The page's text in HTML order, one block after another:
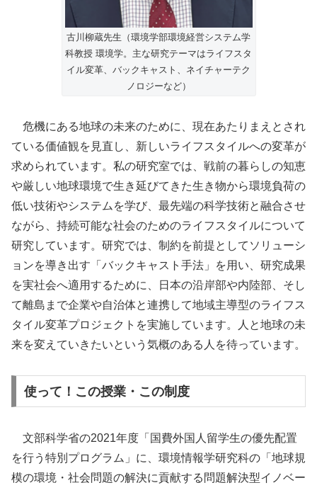
古川柳蔵先生（環境学部環境経営システム学
科教授 環境学。主な研究テーマはライフスタ
イル変革、バックキャスト、ネイチャーテク
ノロジーなど）
危機にある地球の未来のために、現在あたりまえとされ
ている価値観を見直し、新しいライフスタイルへの変革が
求められています。私の研究室では、戦前の暮らしの知恵
や厳しい地球環境で生き延びてきた生き物から環境負荷の
低い技術やシステムを学び、最先端の科学技術と融合させ
ながら、持続可能な社会のためのライフスタイルについて
研究しています。研究では、制約を前提としてソリューシ
ョンを導き出す「バックキャスト手法」を用い、研究成果
を実社会へ適用するために、日本の沿岸部や内陸部、そし
て離島まで企業や自治体と連携して地域主導型のライフス
タイル変革プロジェクトを実施しています。人と地球の未
来を変えていきたいという気概のある人を待っています。
使って！この授業・この制度
文部科学省の2021年度「国費外国人留学生の優先配置
を行う特別プログラム」に、環境情報学研究科の「地球規
模の環境・社会問題の解決に貢献する問題解決型イノベー